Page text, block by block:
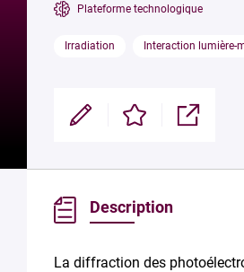
Plateforme technologique
Irradiation Interaction lumière-
Modifier Enregistrer Partager
Description
La diffraction des